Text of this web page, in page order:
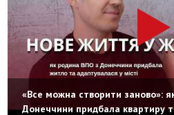
«Все можна створити заново»:
Донеччини придбала квартиру